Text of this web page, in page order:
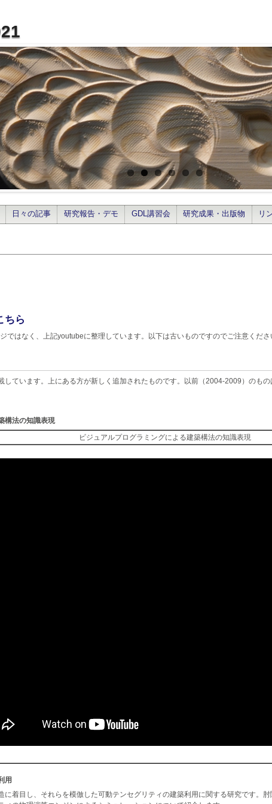
日々の記事 研究報告・デモ GDL講習会 研究成果・出版物 リ
ちら
ではなく、上記youtubeに整理しています。以下は古いものですのでご注意くださ
しています。上にある方が新しく追加されたものです。以前（2004-2009）のもの
構法の知識表現
ビジュアルプログラミングによる建築構法の知識表現
用
に着目し、それらを模倣した可動テンセグリティの建築利用に関する研究です。